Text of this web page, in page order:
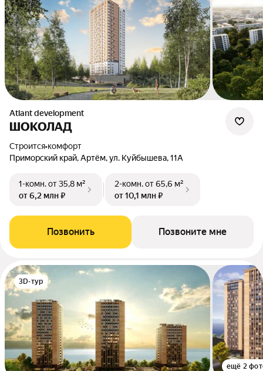
Atlant development
ШОКОЛАД
Строится•комфорт
Приморский край, Артём, ул. Куйбышева, 11А
1-комн.от 35,8 м²
от 6,2 млн ₽
2-комн.от 65,6 м²
от 10,1 млн ₽
Позвонить Позвоните мне
3D-тур
ещё 2